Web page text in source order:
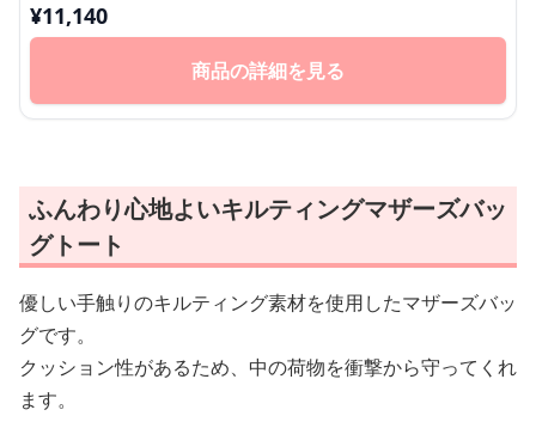
¥11,140
商品の詳細を見る
ふんわり心地よいキルティングマザーズバッ
グトート
優しい手触りのキルティング素材を使用したマザーズバッ
グです。
クッション性があるため、中の荷物を衝撃から守ってくれ
ます。